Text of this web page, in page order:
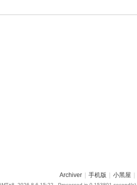
Archiver 手机版 小黑屋